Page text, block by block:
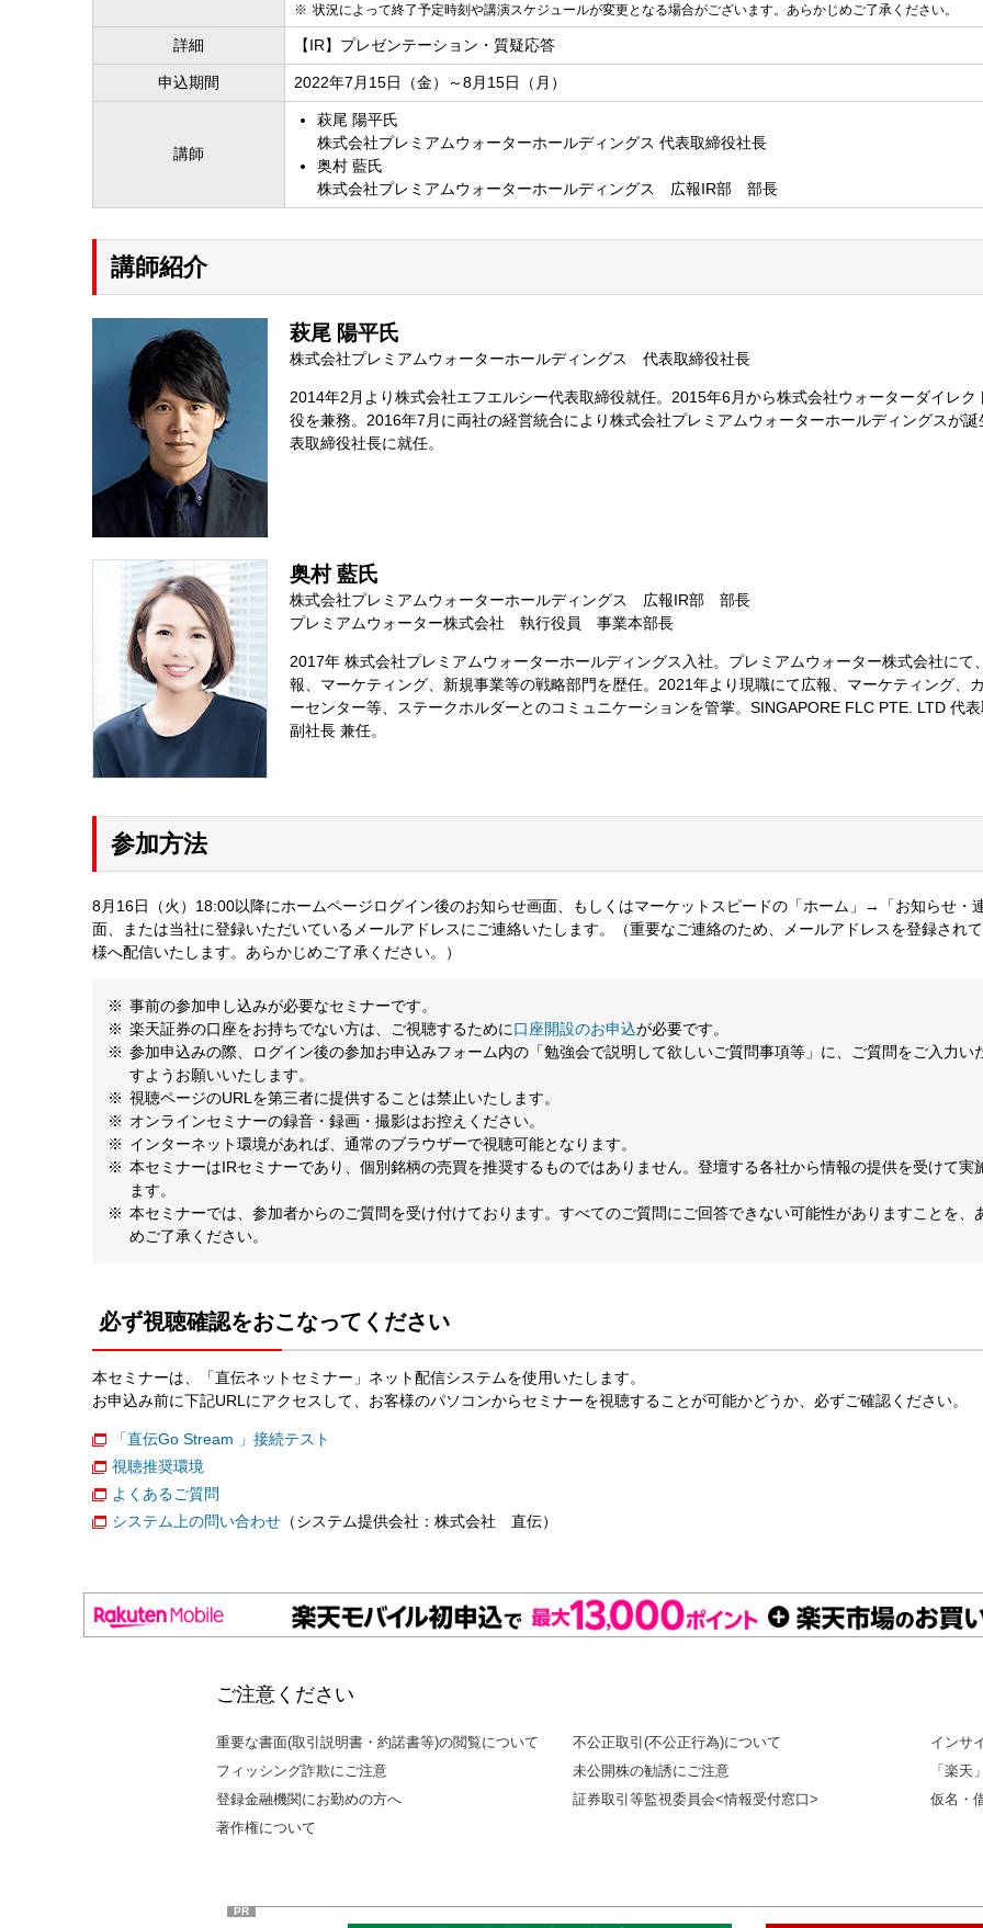
状況によって終了予定時刻や講演スケジュールが変更となる場合がございます。あらかじめご了承ください。
詳細 【IR】プレゼンテーション・質疑応答
申込期間 2022年7月15日（金）～8月15日（月）
講師
萩尾 陽平氏
株式会社プレミアムウォーターホールディングス 代表取締役社長
奥村 藍氏
株式会社プレミアムウォーターホールディングス 広報IR部 部長
講師紹介
萩尾 陽平氏
株式会社プレミアムウォーターホールディングス 代表取締役社長
2014年2月より株式会社エフエルシー代表取締役就任。2015年6月から株式会社ウォーターダイレク
役を兼務。2016年7月に両社の経営統合により株式会社プレミアムウォーターホールディングスが誕
表取締役社長に就任。
奥村 藍氏
株式会社プレミアムウォーターホールディングス 広報IR部 部長
プレミアムウォーター株式会社 執行役員 事業本部長
2017年 株式会社プレミアムウォーターホールディングス入社。プレミアムウォーター株式会社にて
報、マーケティング、新規事業等の戦略部門を歴任。2021年より現職にて広報、マーケティング、
ーセンター等、ステークホルダーとのコミュニケーションを管掌。SINGAPORE FLC PTE. LTD 代
副社長 兼任。
参加方法
8月16日（火）18:00以降にホームページログイン後のお知らせ画面、もしくはマーケットスピードの「ホーム」→「お知らせ・
面、または当社に登録いただいているメールアドレスにご連絡いたします。（重要なご連絡のため、メールアドレスを登録され
様へ配信いたします。あらかじめご了承ください。）
事前の参加申し込みが必要なセミナーです。
楽天証券の口座をお持ちでない方は、ご視聴するために口座開設のお申込が必要です。
参加申込みの際、ログイン後の参加お申込みフォーム内の「勉強会で説明して欲しいご質問事項等」に、ご質問をご入力い
すようお願いいたします。
視聴ページのURLを第三者に提供することは禁止いたします。
オンラインセミナーの録音・録画・撮影はお控えください。
インターネット環境があれば、通常のブラウザーで視聴可能となります。
本セミナーはIRセミナーであり、個別銘柄の売買を推奨するものではありません。登壇する各社から情報の提供を受けて実
ます。
本セミナーでは、参加者からのご質問を受け付けております。すべてのご質問にご回答できない可能性がありますことを、
めご了承ください。
必ず視聴確認をおこなってください
本セミナーは、「直伝ネットセミナー」ネット配信システムを使用いたします。
お申込み前に下記URLにアクセスして、お客様のパソコンからセミナーを視聴することが可能かどうか、必ずご確認ください。
「直伝Go Stream 」接続テスト
視聴推奨環境
よくあるご質問
システム上の問い合わせ（システム提供会社：株式会社 直伝）
ご注意ください
重要な書面(取引説明書・約諾書等)の閲覧について
フィッシング詐欺にご注意
登録金融機関にお勤めの方へ
著作権について
不公正取引(不公正行為)について
未公開株の勧誘にご注意
証券取引等監視委員会<情報受付窓口>
インサ
「楽天
仮名・
PR